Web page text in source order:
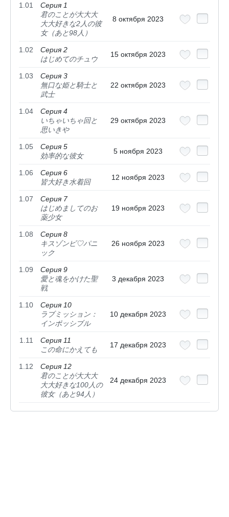
1.01
Серия 1
君のことが大大大
大大好きな2人の彼
女（あと98人）
8 октября 2023
1.02
Серия 2
はじめてのチュウ
15 октября 2023
1.03
Серия 3
無口な姫と騎士と
武士
22 октября 2023
1.04
Серия 4
いちゃいちゃ回と
思いきや
29 октября 2023
1.05
Серия 5
効率的な彼女
5 ноября 2023
1.06
Серия 6
皆大好き水着回
12 ноября 2023
1.07
Серия 7
はじめましてのお
薬少女
19 ноября 2023
1.08
Серия 8
キスゾンビ♡パニ
ック
26 ноября 2023
1.09
Серия 9
愛と魂をかけた聖
戦
3 декабря 2023
1.10
Серия 10
ラブミッション：
インポッシブル
10 декабря 2023
1.11
Серия 11
この命にかえても
17 декабря 2023
1.12
Серия 12
君のことが大大大
大大好きな100人の
彼女（あと94人）
24 декабря 2023